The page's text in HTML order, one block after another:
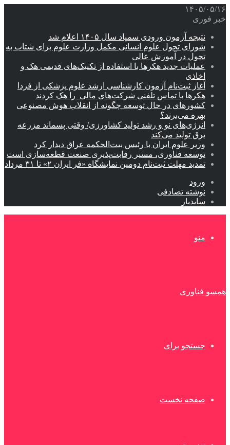
۱۴۰۵/۰۵/۱۶
خبر فوری
نتیجه آزمون ورودی سمپاد سال ۱۴۰۵ اعلام شد
شورای تحول علوم انسانی مکمل وزارت علوم برای شتاب به
تحول در آموزش عالی
عملیات جدید هکرها با استفاده از تکنیک‌های قدیمی هک و
اخاذی
آغاز ثبت‌نام‌ آزمون کارشناسی ارشد علوم پزشکی از فردا
هکرها با تماس تلفنی شرکت‌های مالی را هک کردند
کشورهای در حال توسعه چگونه از انقلاب هوش مصنوعی
بهره می‌برند؟
انرژی‌های نو و رشد تولید کشاورزی/ وقتی پسماند مزرعه‌
برق تولید می‌کند
وزیر علوم ایران با رئیس بیت‌الحکمه عراق دیدار کرد
توسعه فناوری، مسیر رقابت‌پذیری صنعت قطعه‌سازی است
تمدید مهلت ثبت‌نام دومین نمایشگاه «فر ایران ۲» تا ۳۱ مرداد
ورود
نوشته تصادفی
سایدبار
منو
همسو فناوری
جستجو برای
صفحه نخست